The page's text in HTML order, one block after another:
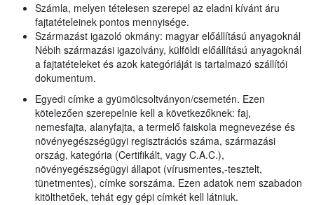
Számla, melyen tételesen szerepel az eladni kívánt áru
fajtatételeinek pontos mennyisége.
Származást igazoló okmány: magyar előállítású anyagoknál
Nébih származási igazolvány, külföldi előállítású anyagoknál
a fajtatételeket és azok kategóriáját is tartalmazó szállítói
dokumentum.
Egyedi címke a gyümölcsoltványon/csemetén. Ezen
kötelezően szerepelnie kell a következőknek: faj,
nemesfajta, alanyfajta, a termelő faiskola megnevezése és
növényegészségügyi regisztrációs száma, származási
ország, kategória (Certifikált, vagy C.A.C.),
növényegészségügyi állapot (vírusmentes,-tesztelt,
tünetmentes), címke sorszáma. Ezen adatok nem szabadon
kitölthetőek, tehát egy gépi címkét kell látniuk.